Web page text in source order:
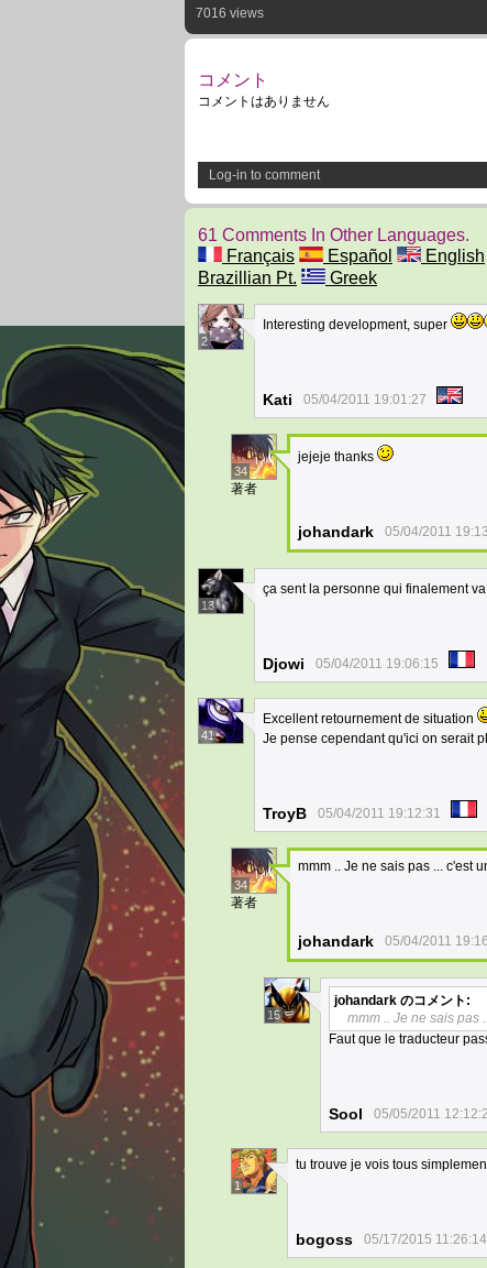
7016 views
コメント
コメントはありません
Log-in to comment
61 Comments In Other Languages.
Français
Español English
Brazillian Pt.
Greek
2
Interesting development, super
Kati 05/04/2011 19:01:27
34
著者
jejeje thanks
johandark 05/04/2011
13
ça sent la personne qui finalement
Djowi 05/04/2011 19:06:15
41
Excellent retournement de situation
Je pense cependant qu'ici on serait
TroyB 05/04/2011 19:12:31
34
著者
mmm .. Je ne sais pas ... c'est
johandark 05/04/2011
15
johandark のコメント:
mmm .. Je ne sais pas
Faut que le traducteur
Sool 05/05/2011
1
tu trouve je vois tous
bogoss 05/17/2015 11:26:14